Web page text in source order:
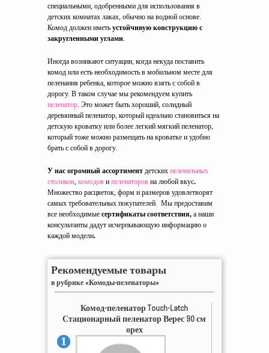
специальными, одобренными для использования в
детских комнатах лаках, обычно на водной основе.
Комод должен иметь устойчивую конструкцию с
закругленными углами.
Иногда возникают ситуации, когда некуда поставить
комод или есть необходимость в мобильном месте для
пеленания ребенка, которое можно взять с собой в
дорогу. В таком случае мы рекомендуем купить
пеленатор. Это может быть хороший, солидный
деревянный пеленатор, который идеально становиться на
детскую кроватку или более легкий мягкий пеленатор,
который тоже можно размещать на кроватке и удобно
брать с собой в дорогу.
У нас огромный ассортимент детских пеленальных
столиков, комодов и пеленаторов на любой вкус.
Множество расцветок, форм и размеров удовлетворят
самых требовательных покупателей. Мы предоставим
все необходимые сертификаты соответствия, а наши
консультанты дадут исчерпывающую информацию о
каждой модели.
Рекомендуемые товары
в рубрике «Комоды-пеленаторы»
Комод-пеленатор Touch-Latch
Стационарный пеленатор Верес 90 см
орех
1